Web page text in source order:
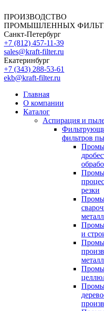
ПРОИЗВОДСТВО
ПРОМЫШЛЕННЫХ
Санкт-Петербург
+7 (812) 457-11-39
sales@kraft-filter.ru
Екатеринбург
+7 (343) 288-53-61
ekb@kraft-filter.ru
Главная
О компании
Каталог
Аспирация и
фильтров
резки
и